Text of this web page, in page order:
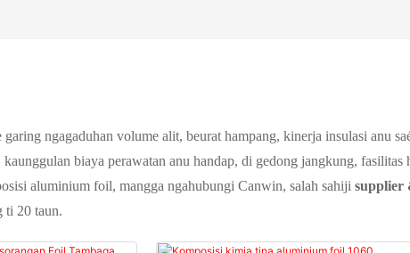
ngagaduhan volume alit, beurat hampang, kinerja insulasi anu
biaya perawatan anu handap, di gedong jangkung,
aluminium foil, mangga ngahubungi Canwin, salah sahiji supplier
ti 20 taun.